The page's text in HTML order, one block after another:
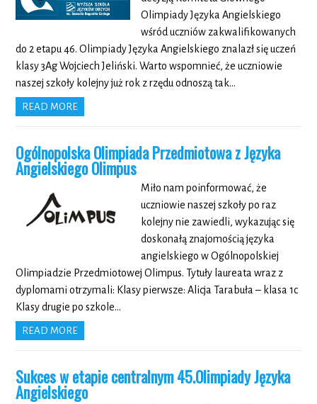
Olimpiady Języka Angielskiego
wśród uczniów zakwalifikowanych
do 2 etapu 46. Olimpiady Języka Angielskiego znalazł się uczeń
klasy 3Ag Wojciech Jeliński. Warto wspomnieć, że uczniowie
naszej szkoły kolejny już rok z rzędu odnoszą tak…
READ MORE
Ogólnopolska Olimpiada Przedmiotowa z Języka
Angielskiego Olimpus
Miło nam poinformować, że
uczniowie naszej szkoły po raz
kolejny nie zawiedli, wykazując się
doskonałą znajomością języka
angielskiego w Ogólnopolskiej
Olimpiadzie Przedmiotowej Olimpus. Tytuły laureata wraz z
dyplomami otrzymali: Klasy pierwsze: Alicja Tarabuła – klasa 1c
Klasy drugie po szkole…
READ MORE
Sukces w etapie centralnym 45.Olimpiady Języka
Angielskiego